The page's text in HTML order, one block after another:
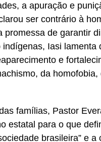
a apuração e
ser contrário à
promessa de garantir
Iasi lamenta
e
da
famílias, Pastor
estatal para o que
brasileira” e a